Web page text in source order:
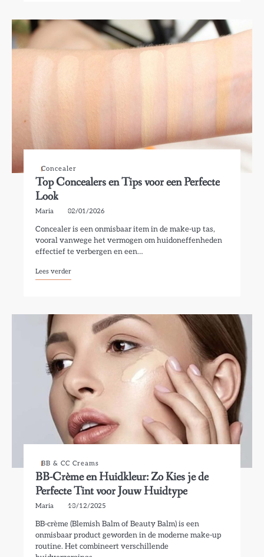
Concealer
Top Concealers en Tips voor een Perfecte
Look
Maria 02/01/2026
Concealer is een onmisbaar item in de make-up tas,
vooral vanwege het vermogen om huidoneffenheden
effectief te verbergen en een…
Lees verder
BB & CC Creams
BB-Crème en Huidkleur: Zo Kies je de
Perfecte Tint voor Jouw Huidtype
Maria 13/12/2025
BB-crème (Blemish Balm of Beauty Balm) is een
onmisbaar product geworden in de moderne make-up
routine. Het combineert verschillende